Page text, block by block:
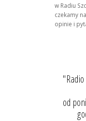
w Radiu
czekamy
opinie i
od